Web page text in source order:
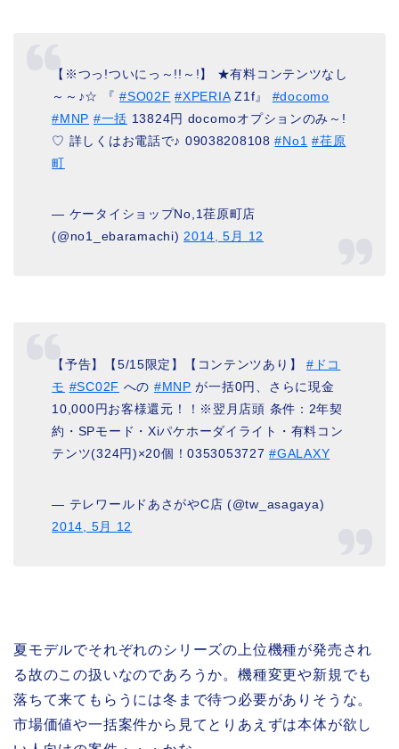
【※つっ!ついにっ～!!～!】 ★有料コンテンツなし
～～♪☆ 『#SO02F #XPERIAZ1f』 #docomo
#MNP #一括 13824円 docomoオプションのみ～!
♡ 詳しくはお電話で♪ 09038208108#No1 #荏原
町
— ケータイショップNo,1荏原町店
(@no1_ebaramachi) 2014, 5月 12
【予告】【5/15限定】【コンテンツあり】#ドコ
モ #SC02F への #MNP が一括0円、さらに現金
10,000円お客様還元！！※翌月店頭 条件：2年契
約・SPモード・Xiパケホーダイライト・有料コン
テンツ(324円)×20個！0353053727#GALAXY
— テレワールドあさがやC店 (@tw_asagaya)
2014, 5月 12
夏モデルでそれぞれのシリーズの上位機種が発売され
る故のこの扱いなのであろうか。機種変更や新規でも
落ちて来てもらうには冬まで待つ必要がありそうな。
市場価値や一括案件から見てとりあえずは本体が欲し